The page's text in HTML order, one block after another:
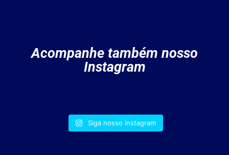
Acompanhe também nosso
Instagram
Siga nosso Instagram